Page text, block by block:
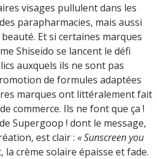
visages pullulent dans les
parapharmacies, mais aussi
Et si certaines marques
Shiseido se lancent le défi
auxquels ils ne sont pas
de formules adaptées
marques ont littéralement fait
commerce. Ils ne font que ça !
Supergoop ! dont le message,
est clair : « Sunscreen you
la crème solaire épaisse et fade.